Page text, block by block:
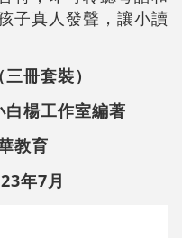
子真人發聲，讓小讀
冊套裝）
楊工作室編著
教育
年7月